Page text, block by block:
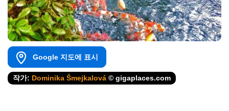
Google 지도에 표시
작가: Dominika Šmejkalová © gigaplaces.com